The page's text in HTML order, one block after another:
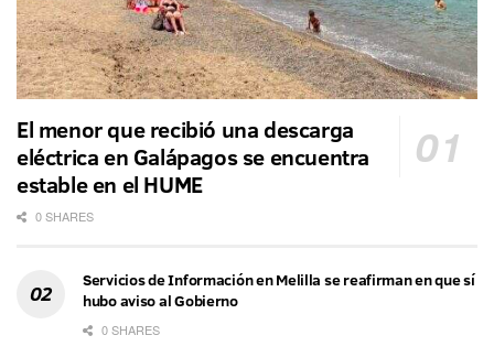
El menor que recibió una descarga
eléctrica en Galápagos se encuentra
estable en el HUME
0 SHARES
Servicios de Información en Melilla se reafirman en que sí
hubo aviso al Gobierno
0 SHARES